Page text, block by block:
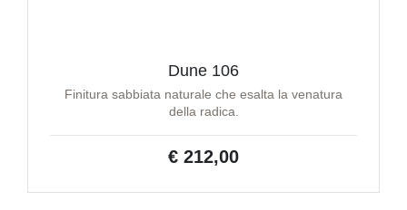
Dune 106
Finitura sabbiata naturale che esalta la venatura
della radica.
€ 212,00